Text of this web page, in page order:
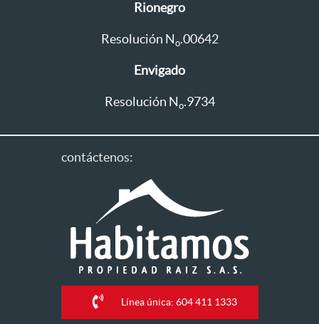
Rionegro
Resolución N o.00642
Envigado
Resolución N o.9734
contáctenos:
Línea única: 604 411 1333